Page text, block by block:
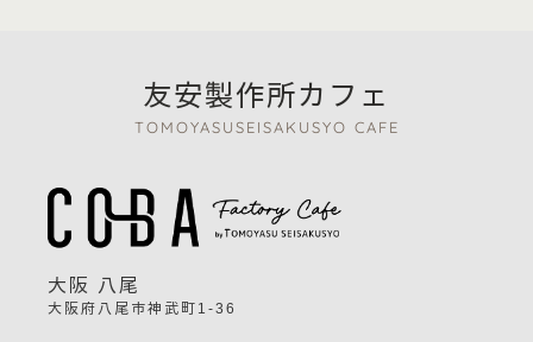
友安製作所カフェ
TOMOYASUSEISAKUSYO CAFE
大阪 八尾
大阪府八尾市神武町1-36